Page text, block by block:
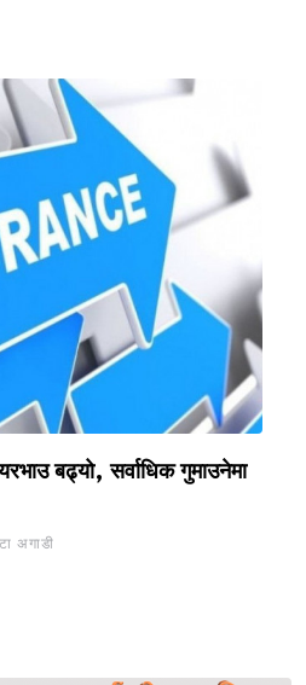
बढ्यो, सर्वाधिक गुमाउनेमा
अगाडी